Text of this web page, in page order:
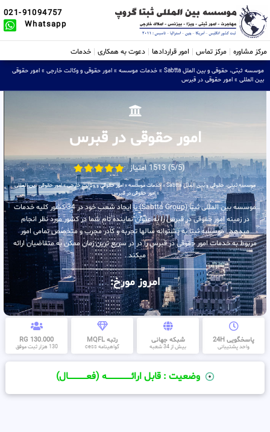
021-91094757
Whatsapp
مرکز مشاوره مرکز تماس امور قراردادها دعوت به همکاری خدمات
موسسه ثبتی، حقوقی و بین الملل Sabtta » خدمات موسسه » امور حقوقی و وکالت خارجی » امور حقوقی
بین المللی » امور حقوقی در قبرس
امور حقوقی در قبرس
(5/5) 1513 امتیاز
موسسه ثبتی، حقوقی و بین الملل Sabtta »خدمات موسسه»امور حقوقی و وکالت خارجی»امور حقوقی بین المللی
»امور حقوقی در قبرس
موسسه بین المللی ثبتا (Sabtta Group) با ایجاد شعب خود در 34 کشور کلیه خدمات
در زمینه امور حقوقی در قبرس را به عنوان نماینده تام شما در کشور مورد نظر انجام
میدهد . موسسه ثبتا به پشتوانه سالها تجربه و کادر مجرب و متخصص تمامی امور
مربوط به خدمات امور حقوقی در قبرس را در در سریع ترین زمان ممکن به متقاضیان ارائه
میکند .
امروز مورخ:
پاسخگویی 24H
واحد پشتیبانی
شبکه جهانی
بیش از 34 شعبه
رتبه MQFL
گواهینامه cess
130.000 RG
130 هزار ثبت موفق
وضعیت : قابل ارائــــــــــــــــــــه (فعـــــــــــــــال)